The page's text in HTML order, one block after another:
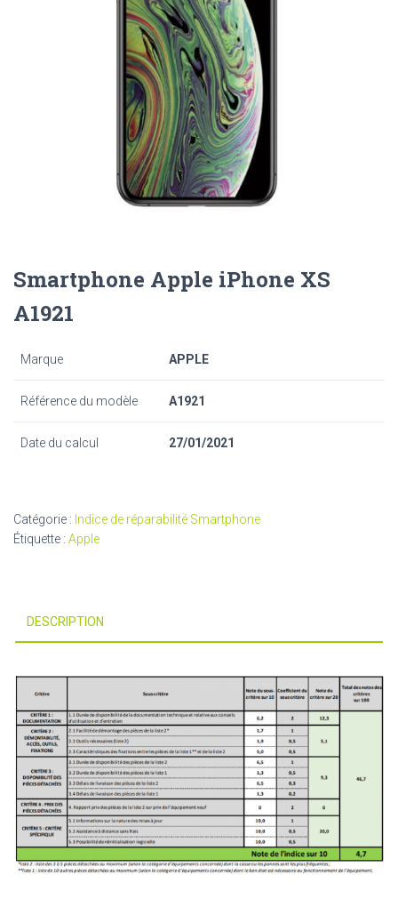
Smartphone Apple iPhone XS
A1921
Marque APPLE
Référence du modèle A1921
Date du calcul 27/01/2021
Catégorie : Indice de réparabilité Smartphone
Étiquette : Apple
DESCRIPTION